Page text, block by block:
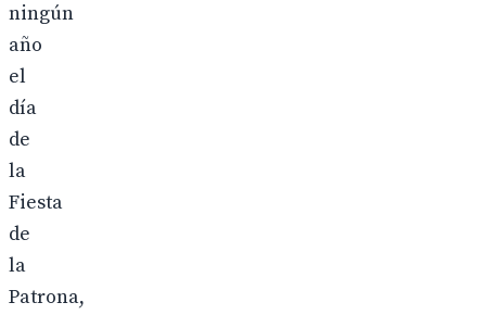
ningún
año
el
día
de
la
Fiesta
de
la
Patrona,